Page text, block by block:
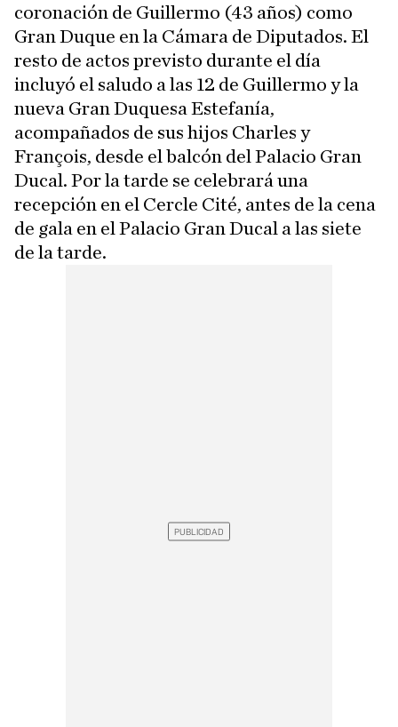
coronación de Guillermo (43 años) como
Gran Duque en la Cámara de Diputados. El
resto de actos previsto durante el día
incluyó el saludo a las 12 de Guillermo y la
nueva Gran Duquesa Estefanía,
acompañados de sus hijos Charles y
François, desde el balcón del Palacio Gran
Ducal. Por la tarde se celebrará una
recepción en el Cercle Cité, antes de la cena
de gala en el Palacio Gran Ducal a las siete
de la tarde.